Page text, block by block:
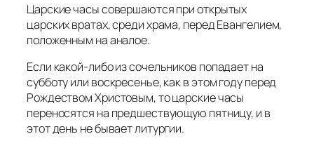
Царские часы совершаются при открытых
царских вратах, среди храма, перед Евангелием,
положенным на аналое.
Если какой-либо из сочельников попадает на
субботу или воскресенье, как в этом году перед
Рождеством Христовым, то царские часы
переносятся на предшествующую пятницу, и в
этот день не бывает литургии.